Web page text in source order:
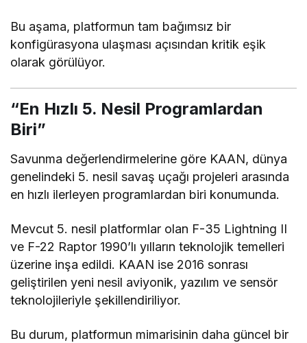
Bu aşama, platformun tam bağımsız bir
konfigürasyona ulaşması açısından kritik eşik
olarak görülüyor.
“En Hızlı 5. Nesil Programlardan
Biri”
Savunma değerlendirmelerine göre KAAN, dünya
genelindeki 5. nesil savaş uçağı projeleri arasında
en hızlı ilerleyen programlardan biri konumunda.
Mevcut 5. nesil platformlar olan F-35 Lightning II
ve F-22 Raptor 1990’lı yılların teknolojik temelleri
üzerine inşa edildi. KAAN ise 2016 sonrası
geliştirilen yeni nesil aviyonik, yazılım ve sensör
teknolojileriyle şekillendiriliyor.
Bu durum, platformun mimarisinin daha güncel bir